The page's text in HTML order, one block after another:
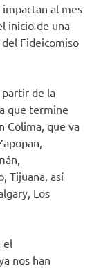
impactan al mes
inicio de una
Fideicomiso
partir de la
que termine
Colima, que va
Tijuana, así
Los
el
nos han